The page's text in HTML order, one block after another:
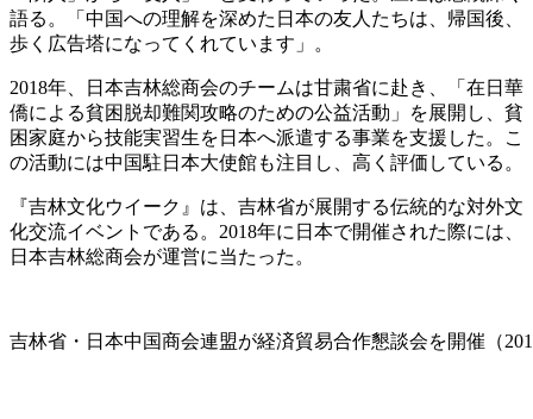
語る。「中国への理解を深めた日本の友人たちは、帰国後、
歩く広告塔になってくれています」。
2018年、日本吉林総商会のチームは甘粛省に赴き、「在日華
僑による貧困脱却難関攻略のための公益活動」を展開し、貧
困家庭から技能実習生を日本へ派遣する事業を支援した。こ
の活動には中国駐日本大使館も注目し、高く評価している。
『吉林文化ウイーク』は、吉林省が展開する伝統的な対外文
化交流イベントである。2018年に日本で開催された際には、
日本吉林総商会が運営に当たった。
吉林省・日本中国商会連盟が経済貿易合作懇談会を開催（